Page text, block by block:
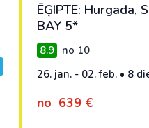
ĒĢIPTE: Hurgada,
BAY 5*
8.9 no 10
26. jan. - 02. feb. • 8
no 639 €